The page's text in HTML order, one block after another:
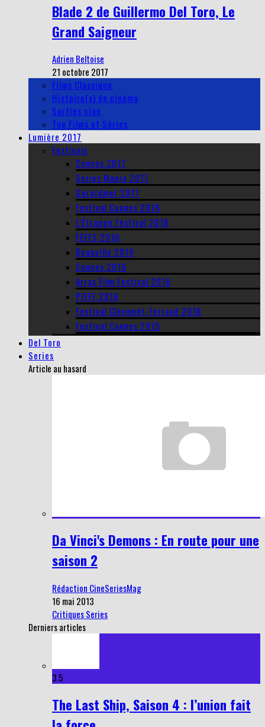
Blade 2 de Guillermo Del Toro, Le
Grand Saigneur
Adrien Beltoise
21 octobre 2017
Films Classique
Histoire(s) de cinéma
Sorties cine
Top Films et Séries
Lumière 2017
Festivals
Cannes 2017
Series Mania 2017
Gérardmer 2017
Festival Cannes 2016
L’Étrange Festival 2016
FEFFS 2016
Deauville 2016
Cannes 2016
Arras Film Festival 2016
PIFFF 2016
Festival Clermont-Ferrand 2016
Festival Cannes 2015
Del Toro
Series
Article au hasard
Da Vinci's Demons : En route pour une
saison 2
Rédaction CineSeriesMag
16 mai 2013
Critiques Series
Derniers articles
3.5
The Last Ship, Saison 4 : l’union fait